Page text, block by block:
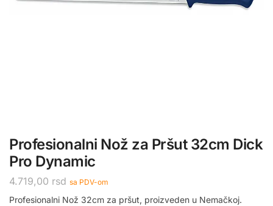
Profesionalni Nož za Pršut 32cm Dick
Pro Dynamic
4.719,00 rsd sa PDV-om
Profesionalni Nož 32cm za pršut, proizveden u Nemačkoj.